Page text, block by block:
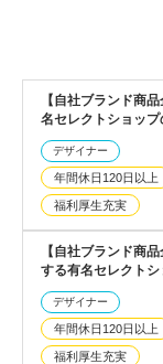
【自社ブランド商
名セレクトショッ
デザイナー
年間休日120日以上
福利厚生充実
【自社ブランド商
する有名セレクト
デザイナー
年間休日120日以上
福利厚生充実